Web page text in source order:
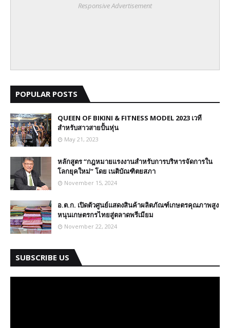
Responsive Advertisement
POPULAR POSTS
QUEEN OF BIKINI & FITNESS MODEL 2023 เวที
สำหรับสาวสายปั้นหุ่น
May 21, 2023
หลักสูตร “กฎหมายแรงงานสำหรับการบริหารจัดการใน
โลกยุคใหม่” โดย เนติบัณฑิตยสภา
November 15, 2024
อ.ต.ก. เปิดตัวศูนย์แสดงสินค้าผลิตภัณฑ์เกษตรคุณภาพสูง
หนุนเกษตรกรไทยสู่ตลาดพรีเมียม
November 22, 2024
SUBSCRIBE US